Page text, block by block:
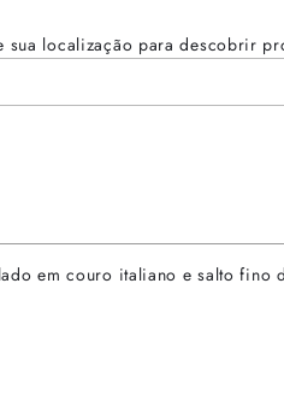
sua localização para descobrir
em couro italiano e salto fino